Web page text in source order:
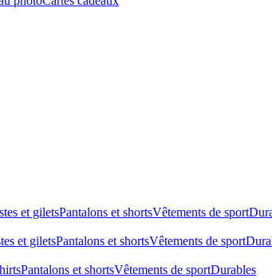
et giletsPantalons et shortsVêtements de sport
et giletsPantalons et shortsVêtements de sport
Pantalons et shortsVêtements de sportDurables